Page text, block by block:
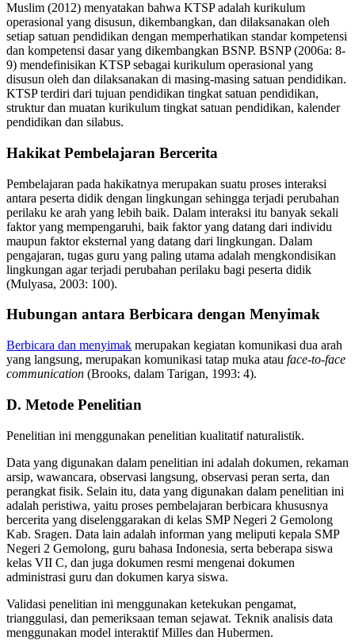
Muslim (2012) menyatakan bahwa KTSP adalah kurikulum
operasional yang disusun, dikembangkan, dan dilaksanakan oleh
setiap satuan pendidikan dengan memperhatikan standar kompetensi
dan kompetensi dasar yang dikembangkan BSNP. BSNP (2006a: 8-
9) mendefinisikan KTSP sebagai kurikulum operasional yang
disusun oleh dan dilaksanakan di masing-masing satuan pendidikan.
KTSP terdiri dari tujuan pendidikan tingkat satuan pendidikan,
struktur dan muatan kurikulum tingkat satuan pendidikan, kalender
pendidikan dan silabus.
Hakikat Pembelajaran Bercerita
Pembelajaran pada hakikatnya merupakan suatu proses interaksi
antara peserta didik dengan lingkungan sehingga terjadi perubahan
perilaku ke arah yang lebih baik. Dalam interaksi itu banyak sekali
faktor yang mempengaruhi, baik faktor yang datang dari individu
maupun faktor eksternal yang datang dari lingkungan. Dalam
pengajaran, tugas guru yang paling utama adalah mengkondisikan
lingkungan agar terjadi perubahan perilaku bagi peserta didik
(Mulyasa, 2003: 100).
Hubungan antara Berbicara dengan Menyimak
Berbicara dan menyimak merupakan kegiatan komunikasi dua arah
yang langsung, merupakan komunikasi tatap muka atau face-to-face
communication (Brooks, dalam Tarigan, 1993: 4).
D. Metode Penelitian
Penelitian ini menggunakan penelitian kualitatif naturalistik.
Data yang digunakan dalam penelitian ini adalah dokumen, rekaman
arsip, wawancara, observasi langsung, observasi peran serta, dan
perangkat fisik. Selain itu, data yang digunakan dalam penelitian ini
adalah peristiwa, yaitu proses pembelajaran berbicara khususnya
bercerita yang diselenggarakan di kelas SMP Negeri 2 Gemolong
Kab. Sragen. Data lain adalah informan yang meliputi kepala SMP
Negeri 2 Gemolong, guru bahasa Indonesia, serta beberapa siswa
kelas VII C, dan juga dokumen resmi mengenai dokumen
administrasi guru dan dokumen karya siswa.
Validasi penelitian ini menggunakan ketekukan pengamat,
trianggulasi, dan pemeriksaan teman sejawat. Teknik analisis data
menggunakan model interaktif Milles dan Hubermen.